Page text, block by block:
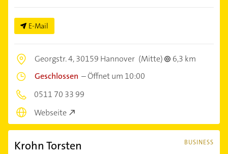
E-Mail
Georgstr. 4,30159 Hannover (Mitte)
6,3 km
Geschlossen –Öffnet um 10:00
0511 70 33 99
Webseite
BUSINESS
Krohn Torsten